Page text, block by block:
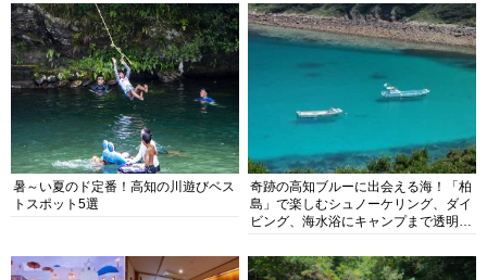
暑～い夏のド定番！高知の川遊びベス
トスポット5選
奇跡の高知ブルーに出会える海！「柏
島」で楽しむシュノーケリング、ダイ
ビング、海水浴にキャンプまで透明度